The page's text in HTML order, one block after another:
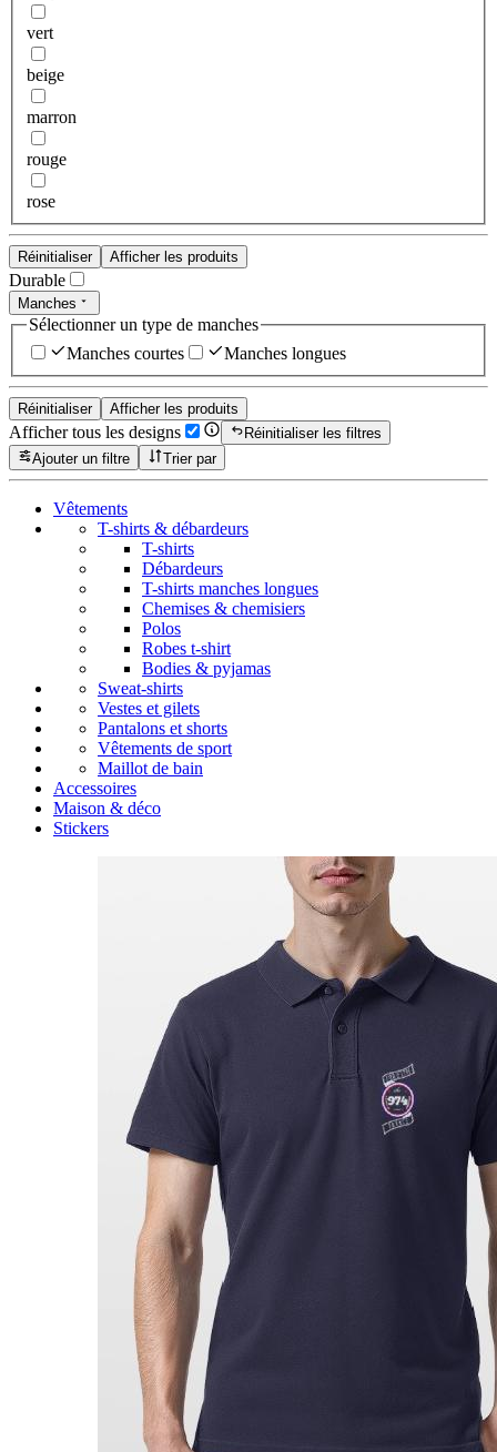
vert
beige
marron
rouge
rose
Réinitialiser Afficher les produits
Durable
Manches
Sélectionner un type de manches
Manches courtes
Manches longues
Réinitialiser Afficher les produits
Afficher tous les designs
Réinitialiser les filtres
Ajouter un filtre
Trier par
Vêtements
T-shirts & débardeurs
T-shirts
Débardeurs
T-shirts manches longues
Chemises & chemisiers
Polos
Robes t-shirt
Bodies & pyjamas
Sweat-shirts
Vestes et gilets
Pantalons et shorts
Vêtements de sport
Maillot de bain
Accessoires
Maison & déco
Stickers